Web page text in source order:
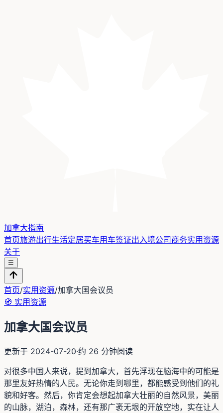
加拿大指南
首页旅游出行生活定居买车用车签证出入境公司商务实用资源
关于
☰
首页/实用资源/加拿大国会议员
🧭 实用资源
加拿大国会议员
更新于 2024-07-20·约 26 分钟阅读
对很多中国人来说，提到加拿大，首先浮现在脑海中的可能是
那里友好热情的人民。无论你走到哪里，都能感受到他们的礼
貌和好客。然后，你肯定会想起加拿大壮丽的自然风景，美丽
的山脉，湖泊，森林，还有那广袤无垠的开放空地，实在让人